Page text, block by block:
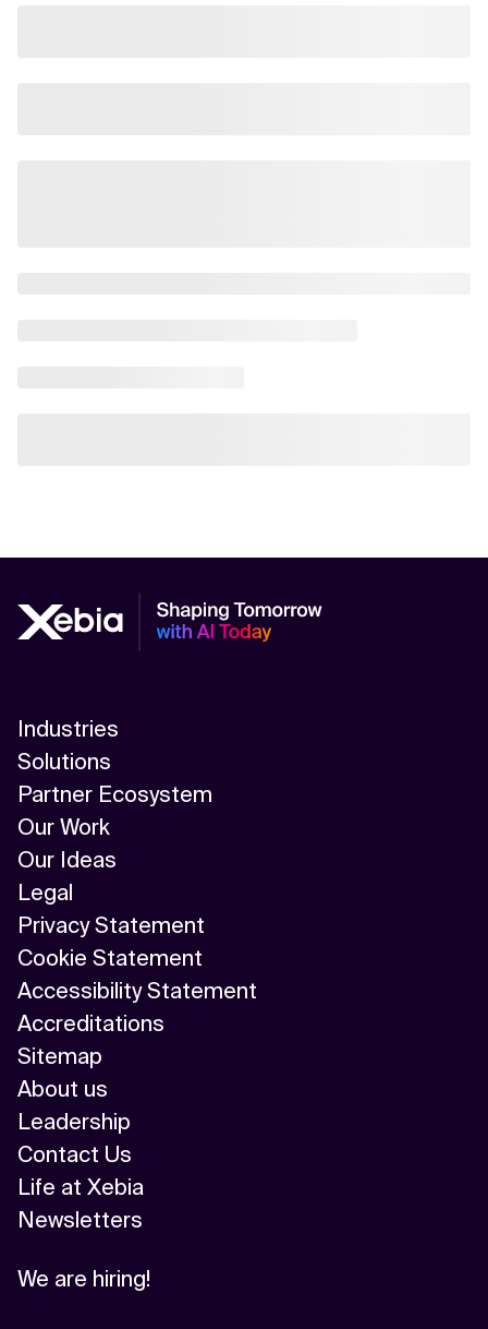
Industries
Solutions
Partner Ecosystem
Our Work
Our Ideas
Legal
Privacy Statement
Cookie Statement
Accessibility Statement
Accreditations
Sitemap
About us
Leadership
Contact Us
Life at Xebia
Newsletters
We are hiring!